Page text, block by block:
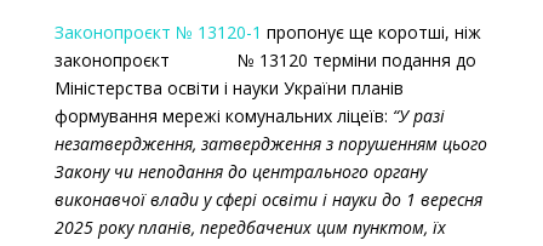
Законопроєкт № 13120-1 пропонує ще коротші, ніж
законопроєкт № 13120 терміни подання до
Міністерства освіти і науки України планів
формування мережі комунальних ліцеїв: “У разі
незатвердження, затвердження з порушенням цього
Закону чи неподання до центрального органу
виконавчої влади у сфері освіти і науки до 1 вересня
2025 року планів, передбачених цим пунктом, їх